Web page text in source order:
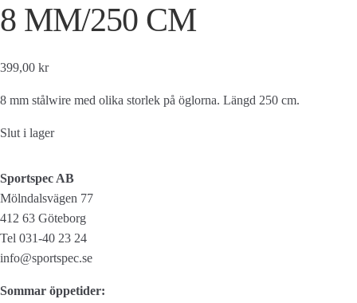
8 MM/250 CM
399,00 kr
8 mm stålwire med olika storlek på öglorna. Längd 250 cm.
Slut i lager
Sportspec AB
Mölndalsvägen 77
412 63 Göteborg
Tel 031-40 23 24
info@sportspec.se
Sommar öppetider: